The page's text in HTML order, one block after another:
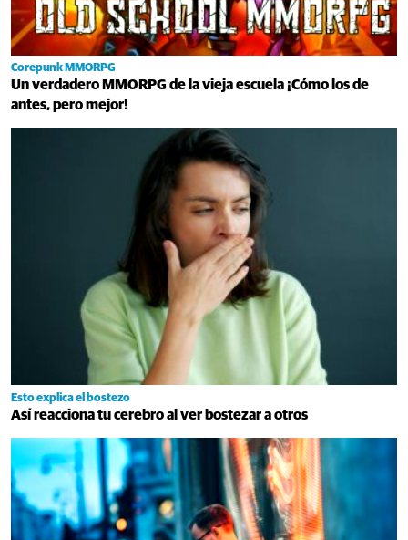
Corepunk MMORPG
Un verdadero MMORPG de la vieja escuela ¡Cómo los de
antes, pero mejor!
Esto explica el bostezo
Así reacciona tu cerebro al ver bostezar a otros